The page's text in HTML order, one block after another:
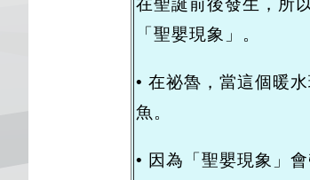
在聖誕前後發生，所
「聖嬰現象」。
• 在祕魯，當這個暖
魚。
• 因為「聖嬰現象」